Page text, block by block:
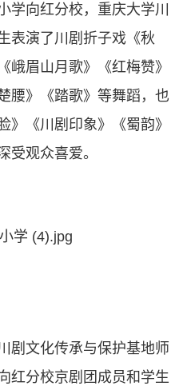
学向红分校，重庆大学川
表演了川剧折子戏《秋
峨眉山月歌》《红梅赞》
腰》《踏歌》等舞蹈，也
》《川剧印象》《蜀韵》
受观众喜爱。
剧文化传承与保护基地师
红分校京剧团成员和学生